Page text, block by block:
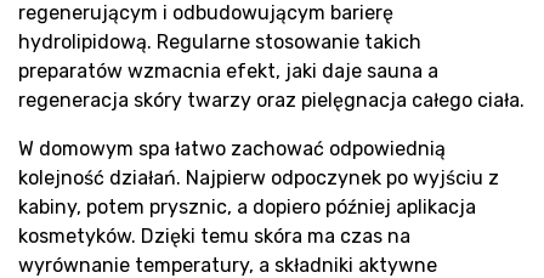
regenerującym i odbudowującym barierę
hydrolipidową. Regularne stosowanie takich
preparatów wzmacnia efekt, jaki daje sauna a
regeneracja skóry twarzy oraz pielęgnacja całego ciała.
W domowym spa łatwo zachować odpowiednią
kolejność działań. Najpierw odpoczynek po wyjściu z
kabiny, potem prysznic, a dopiero później aplikacja
kosmetyków. Dzięki temu skóra ma czas na
wyrównanie temperatury, a składniki aktywne